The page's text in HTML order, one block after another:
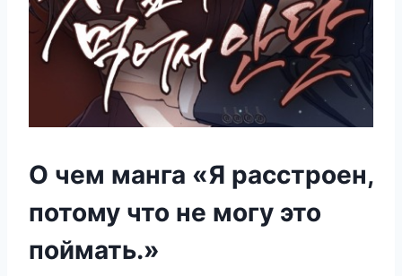
О чем манга «Я расстроен,
потому что не могу это
поймать.»